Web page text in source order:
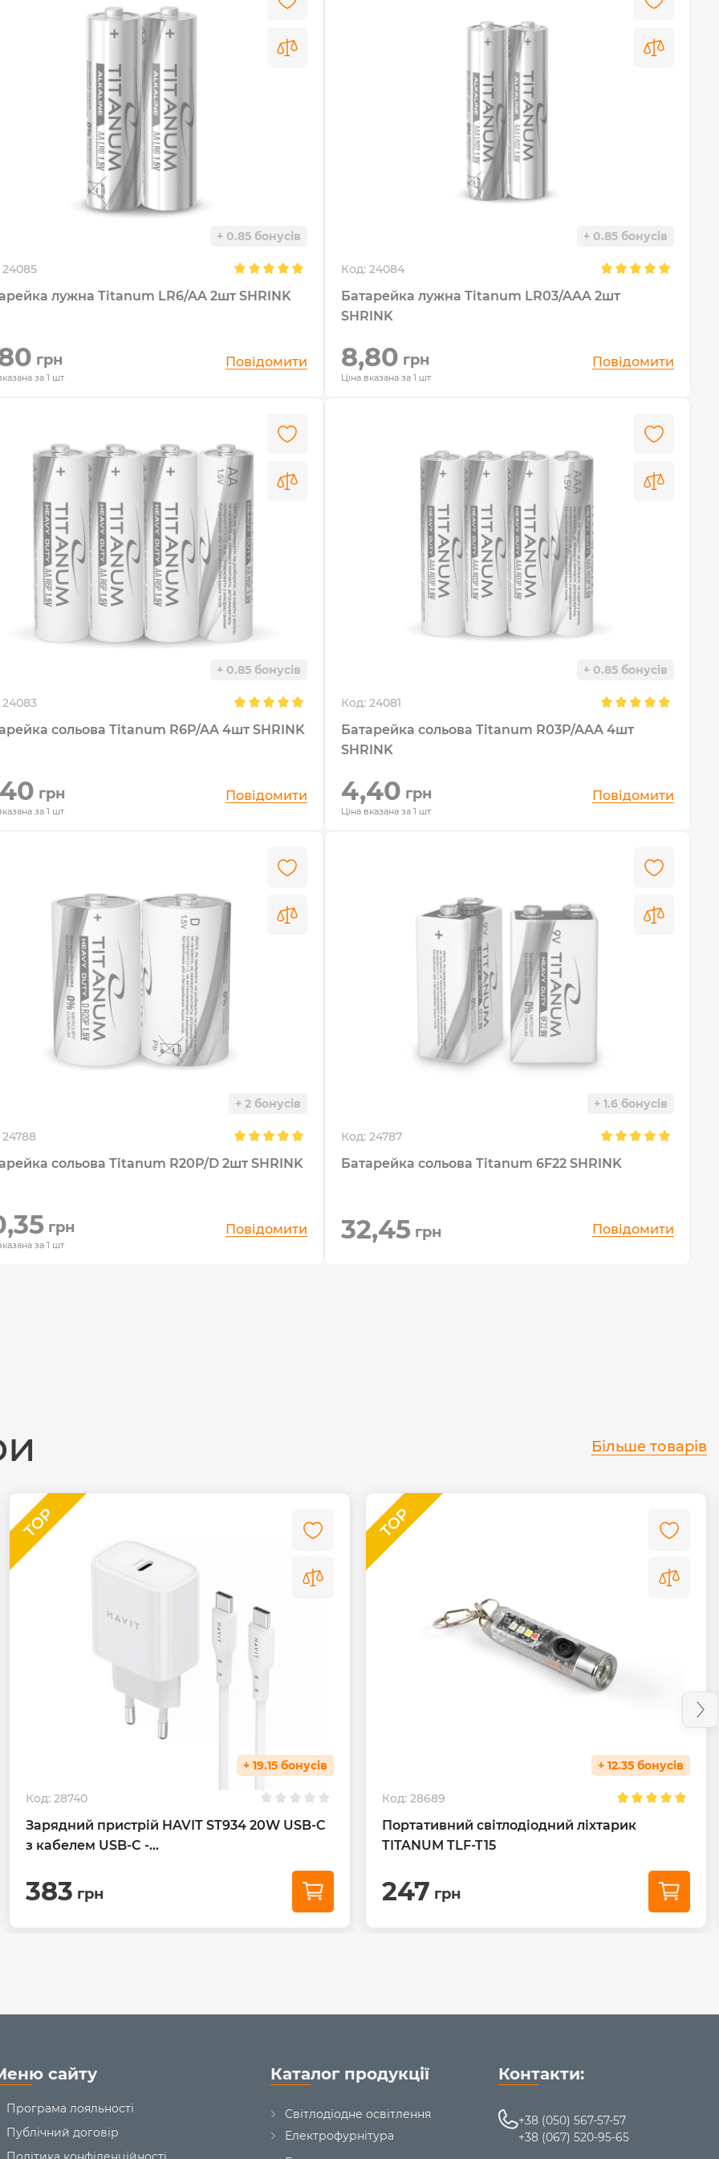
+ 0.85 бонусів
24085
лужна Titanum LR6/AA 2шт SHRINK
грн
за 1 шт
Повідомити
+ 0.85 бонусів
Код: 24084
Батарейка лужна Titanum LR03/AAA 2шт
SHRINK
8,80 грн
Ціна вказана за 1 шт
Повідомити
+ 0.85 бонусів
24083
сольова Titanum R6P/AA 4шт SHRINK
грн
за 1 шт
Повідомити
+ 0.85 бонусів
Код: 24081
Батарейка сольова Titanum R03P/AAA 4шт
SHRINK
4,40 грн
Ціна вказана за 1 шт
Повідомити
+ 2 бонусів
24788
Батарейка сольова Titanum R20P/D 2шт SHRINK
грн
за 1 шт
Повідомити
+ 1.6 бонусів
Код: 24787
Батарейка сольова Titanum 6F22 SHRINK
32,45 грн Повідомити
Більше товарів
+ 19.15 бонусів
Код: 28740
Зарядний пристрій HAVIT ST934 20W USB-C
з кабелем USB-C -...
383 грн
+ 12.35 бонусів
Код: 28689
Портативний світлодіодний ліхтарик
TITANUM TLF-T15
247 грн
сайту
Програма лояльності
Публічний договір
Каталог продукції
Світлодіодне освітлення
Електрофурнітура
Контакти:
+38 (050) 567-57-57
+38 (067) 520-95-65